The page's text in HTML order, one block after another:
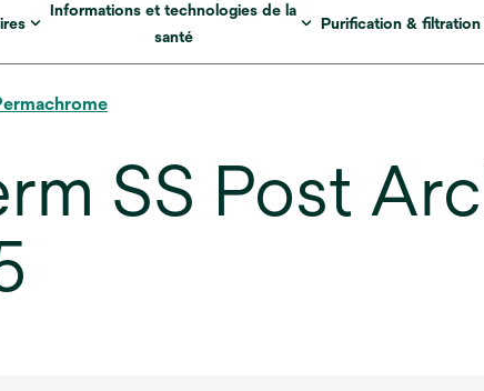
Informations et technologies de la
santé
Purification & filtration
SS Post